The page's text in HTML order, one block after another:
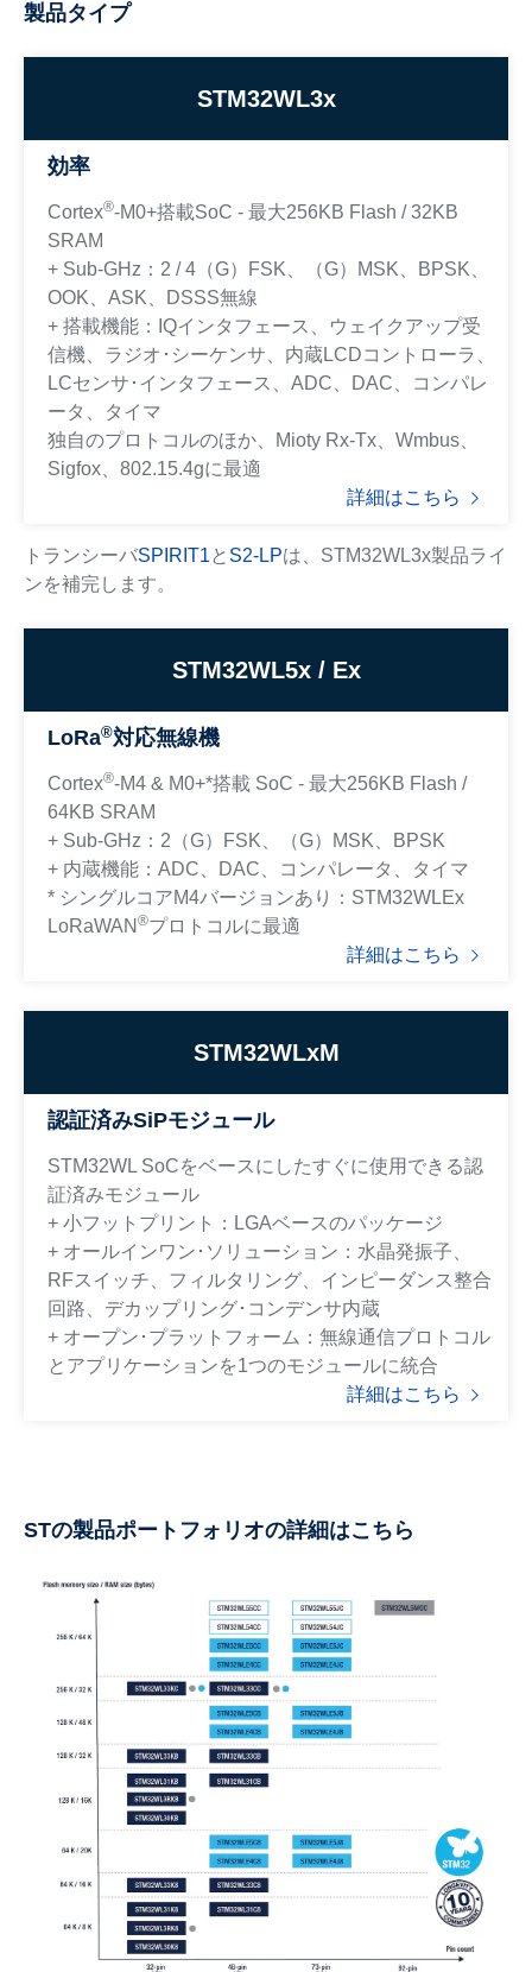
製品タイプ
STM32WL3x
効率
Cortex®-M0+搭載SoC - 最大256KB Flash / 32KB
SRAM
+ Sub-GHz：2 / 4（G）FSK、（G）MSK、BPSK、
OOK、ASK、DSSS無線
+ 搭載機能：IQインタフェース、ウェイクアップ受
信機、ラジオ･シーケンサ、内蔵LCDコントローラ、
LCセンサ･インタフェース、ADC、DAC、コンパレ
ータ、タイマ
独自のプロトコルのほか、Mioty Rx-Tx、Wmbus、
Sigfox、802.15.4gに最適
詳細はこちら
トランシーバSPIRIT1 と S2-LPは、STM32WL3x製品ライ
ンを補完します。
STM32WL5x / Ex
LoRa®対応無線機
Cortex®-M4 & M0+*搭載 SoC - 最大256KB Flash /
64KB SRAM
+ Sub-GHz：2（G）FSK、（G）MSK、BPSK
+ 内蔵機能：ADC、DAC、コンパレータ、タイマ
* シングルコアM4バージョンあり：STM32WLEx
LoRaWAN ®プロトコルに最適
詳細はこちら
STM32WLxM
認証済みSiPモジュール
STM32WL SoCをベースにしたすぐに使用できる認
証済みモジュール
+ 小フットプリント：LGAベースのパッケージ
+ オールインワン･ソリューション：水晶発振子、
RFスイッチ、フィルタリング、インピーダンス整合
回路、デカップリング･コンデンサ内蔵
+ オープン･プラットフォーム：無線通信プロトコル
とアプリケーションを1つのモジュールに統合
詳細はこちら
STの製品ポートフォリオの詳細はこちら